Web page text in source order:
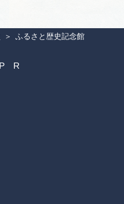
ふるさと歴史記念館